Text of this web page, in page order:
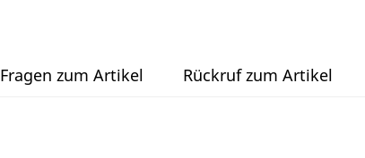
Fragen zum Artikel Rückruf zum Artikel